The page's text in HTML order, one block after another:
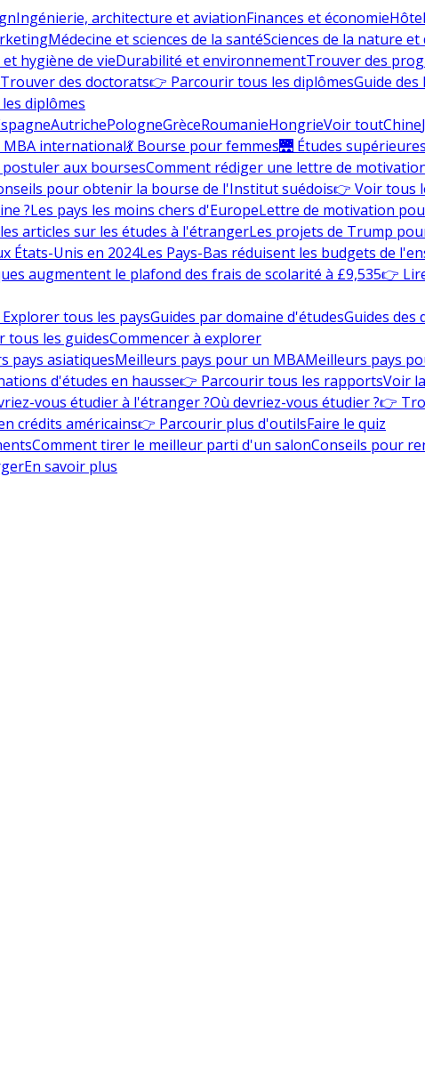
Ingénierie, architecture et aviationFinances et économie
Médecine et sciences de la santéSciences de la nature et
hygiène de vieDurabilité et environnementTrouver des
Trouver des doctorats👉 Parcourir tous les diplômesGuide des
diplômes
AutrichePologneGrèceRoumanieHongrieVoir toutChine
MBA international💃 Bourse pour femmes🌉 Études
aux boursesComment rédiger une lettre de
pour obtenir la bourse de l'Institut suédois👉 Voir tous
?Les pays les moins chers d'EuropeLettre de motivation
articles sur les études à l'étrangerLes projets de Trump
États-Unis en 2024Les Pays-Bas réduisent les budgets de
augmentent le plafond des frais de scolarité à £9,535👉
tous les paysGuides par domaine d'étudesGuides des
tous les guidesCommencer à explorer
pays asiatiquesMeilleurs pays pour un MBAMeilleurs pays
d'études en hausse👉 Parcourir tous les rapportsVoir
vous étudier à l'étranger ?Où devriez-vous étudier ?👉
crédits américains👉 Parcourir plus d'outilsFaire le quiz
Comment tirer le meilleur parti d'un salonConseils pour
En savoir plus